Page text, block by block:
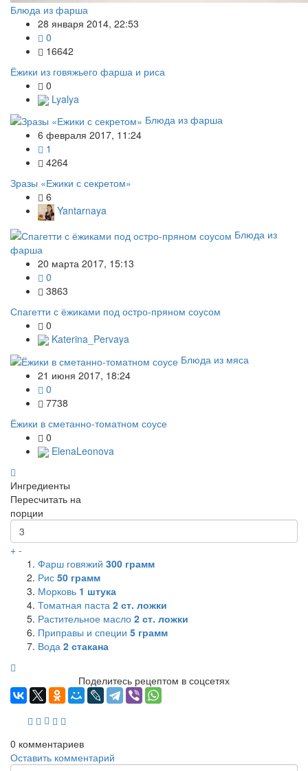
Блюда из фарша
28 января 2014, 22:53
0
16642
Ёжики из говяжьего фарша и риса
0
Lyalya
Блюда из фарша
6 февраля 2017, 11:24
1
4264
Зразы «Ежики с секретом»
6
Yantarnaya
Блюда из
фарша
20 марта 2017, 15:13
0
3863
Спагетти с ёжиками под остро-пряном соусом
0
Katerina_Pervaya
Блюда из мяса
21 июня 2017, 18:24
0
7738
Ёжики в сметанно-томатном соусе
0
ElenaLeonova
Ингредиенты
Пересчитать на
порции
+ -
Фарш говяжий 300 грамм
Рис 50 грамм
Морковь 1 штука
Томатная паста 2 ст. ложки
Растительное масло 2 ст. ложки
Приправы и специи 5 грамм
Вода 2 стакана
Поделитесь рецептом в соцсетях
0 комментариев
Оставить комментарий